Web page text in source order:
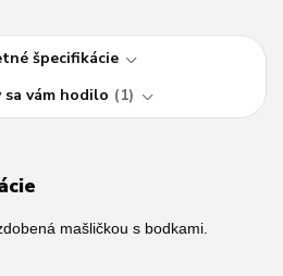
špecifikácie
sa vám hodilo
1
mašličkou s bodkami.